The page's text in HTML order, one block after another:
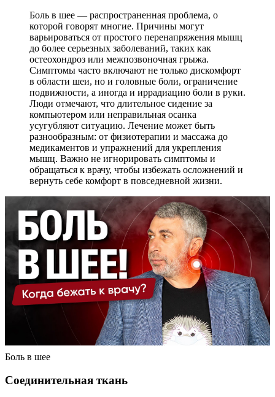
Боль в шее — распространенная проблема, о
которой говорят многие. Причины могут
варьироваться от простого перенапряжения мышц
до более серьезных заболеваний, таких как
остеохондроз или межпозвоночная грыжа.
Симптомы часто включают не только дискомфорт
в области шеи, но и головные боли, ограничение
подвижности, а иногда и иррадиацию боли в руки.
Люди отмечают, что длительное сидение за
компьютером или неправильная осанка
усугубляют ситуацию. Лечение может быть
разнообразным: от физиотерапии и массажа до
медикаментов и упражнений для укрепления
мышц. Важно не игнорировать симптомы и
обращаться к врачу, чтобы избежать осложнений и
вернуть себе комфорт в повседневной жизни.
Боль в шее
Соединительная ткань